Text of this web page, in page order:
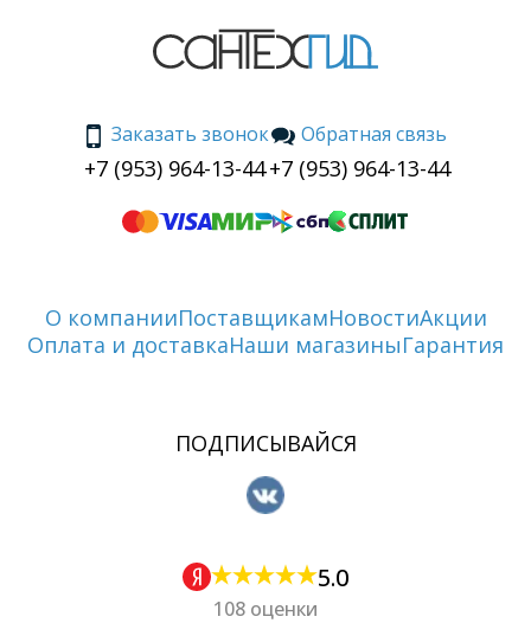
Заказать звонок
+7 (953) 964-13-44
Обратная связь
+7 (953) 964-13-44
О компанииПоставщикамНовостиАкции
Оплата и доставкаНаши магазиныГарантия
ПОДПИСЫВАЙСЯ
5.0
108 оценки